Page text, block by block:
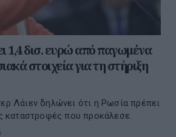
1,4 δισ. ευρώ από παγωμένα
στοιχεία για τη στήριξη
Λάιεν δηλώνει ότι η Ρωσία πρέπει
καταστροφές που προκάλεσε.